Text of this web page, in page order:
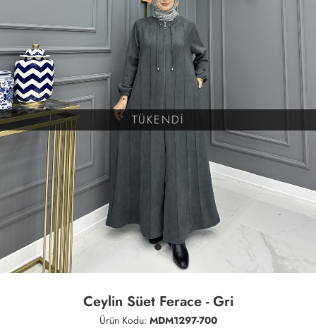
TÜKENDİ
Ceylin Süet Ferace - Gri
Ürün Kodu: MDM1297-700